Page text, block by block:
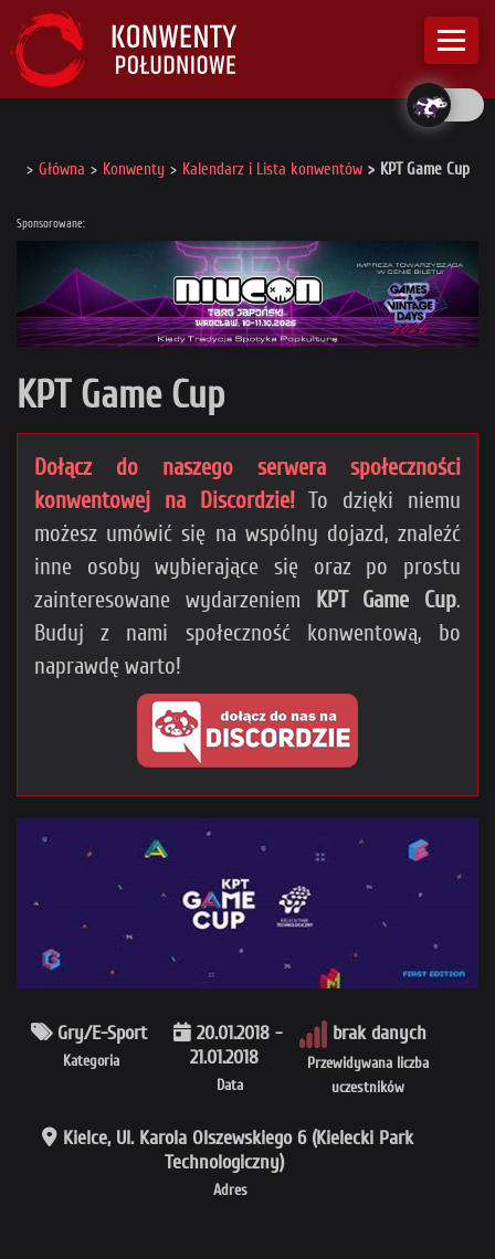
Główna Konwenty Kalendarz i Lista konwentów KPT Game Cup
Sponsorowane:
KPT Game Cup
Dołącz do naszego serwera społeczności
konwentowej na Discordzie!To dzięki niemu
możesz umówić się na wspólny dojazd, znaleźć
inne osoby wybierające się oraz po prostu
zainteresowane wydarzeniem
KPT Game Cup.
Buduj z nami społeczność konwentową, bo
naprawdę warto!
Kategoria
Gry/E-Sport
Data
20.01.2018 -
21.01.2018
Przewidywana liczba
uczestników
brak danych
Adres
Kielce, Ul. Karola Olszewskiego 6 (Kielecki Park
Technologiczny)